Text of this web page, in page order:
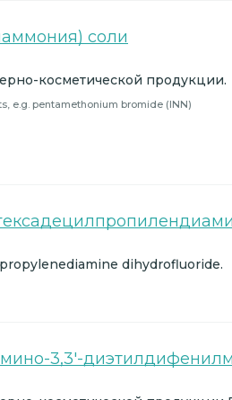
соли
косметической продукции.
e.g. pentamethonium bromide (INN)
dihydrofluoride.
3,3'-